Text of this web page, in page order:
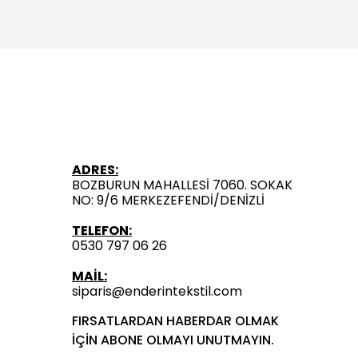
ADRES:
BOZBURUN MAHALLESİ 7060. SOKAK
NO: 9/6 MERKEZEFENDİ/DENİZLİ
TELEFON:
0530 797 06 26
MAİL:
siparis@enderintekstil.com
FIRSATLARDAN HABERDAR OLMAK
İÇİN ABONE OLMAYI UNUTMAYIN.